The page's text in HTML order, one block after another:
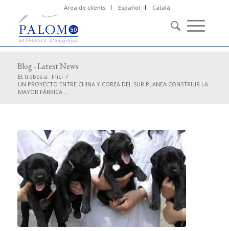
Àrea de clients Español Català
Blog - Latest News
Et trobes a: Inici /
UN PROYECTO ENTRE CHINA Y COREA DEL SUR PLANEA CONSTRUIR LA
MAYOR FÁBRICA ...